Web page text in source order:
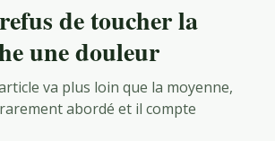
de toucher la
une douleur
va plus loin que la moyenne,
abordé et il compte